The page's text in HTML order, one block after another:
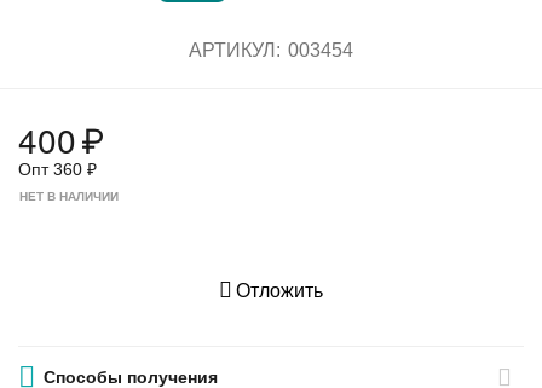
АРТИКУЛ: 003454
400₽
Опт360 ₽
НЕТ В НАЛИЧИИ
Отложить
Способы получения